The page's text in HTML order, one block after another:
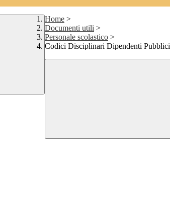
Home >
Documenti utili >
Personale scolastico >
Codici Disciplinari Dipendenti Pubblici